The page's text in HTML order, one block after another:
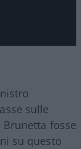
sulle
fosse
su questo